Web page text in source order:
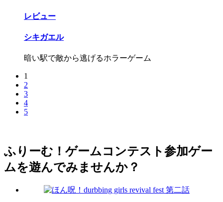
レビュー
シキガエル
暗い駅で敵から逃げるホラーゲーム
1
2
3
4
5
ふりーむ！ゲームコンテスト参加ゲー
ムを遊んでみませんか？